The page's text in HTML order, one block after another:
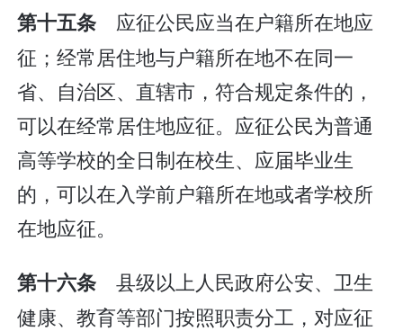
第十五条 应征公民应当在户籍所在地应
征；经常居住地与户籍所在地不在同一
省、自治区、直辖市，符合规定条件的，
可以在经常居住地应征。应征公民为普通
高等学校的全日制在校生、应届毕业生
的，可以在入学前户籍所在地或者学校所
在地应征。
第十六条 县级以上人民政府公安、卫生
健康、教育等部门按照职责分工，对应征